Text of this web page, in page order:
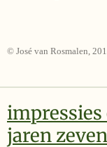
© José van Rosmalen,
jaren